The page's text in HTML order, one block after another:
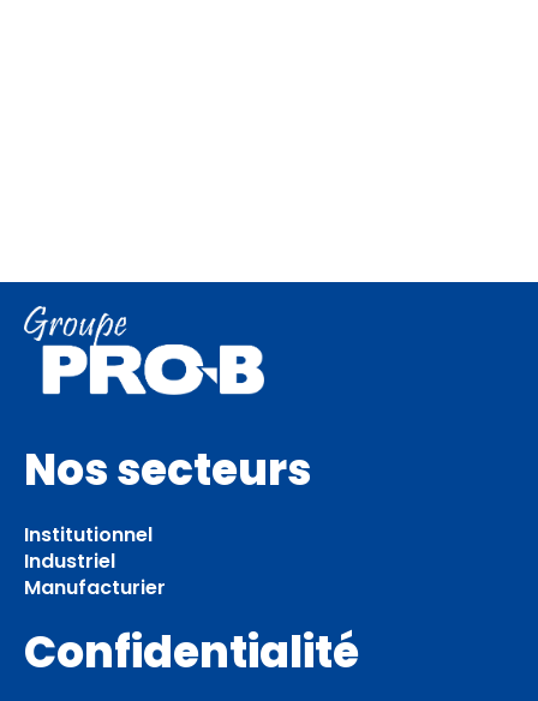
Nos secteurs
Institutionnel
Industriel
Manufacturier
Confidentialité